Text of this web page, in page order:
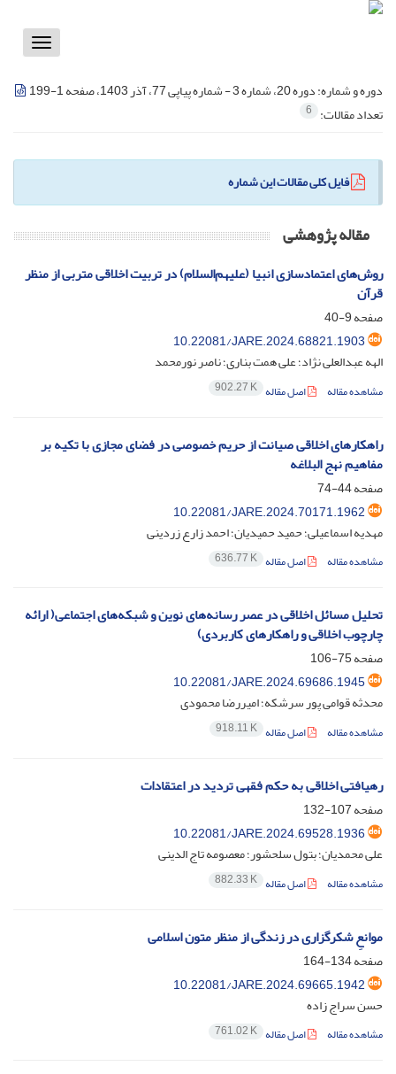
Toggle
دوره و شماره:دوره 20، شماره 3 - شماره پیاپی 77، آذر 1403، صفحه 1-199
تعداد مقالات: 6
فایل کلی مقالات این شماره
مقاله پژوهشی
روش‌های اعتمادسازی انبیا (علیهم‌السلام) در تربیت اخلاقی متربی از منظر
قرآن
صفحه9-40
10.22081/JARE.2024.68821.1903
الهه عبدالعلی نژاد؛ علی همت بناری؛ ناصر نورمحمد
مشاهده مقاله اصل مقاله 902.27 K
راهکارهای اخلاقی صیانت از حریم خصوصی در فضای مجازی با تکیه بر
مفاهیم نهج البلاغه
صفحه44-74
10.22081/JARE.2024.70171.1962
مهدیه اسماعیلی؛ حمید حمیدیان؛ احمد زارع زردینی
مشاهده مقاله اصل مقاله 636.77 K
تحلیل مسائل اخلاقی در عصر رسانه‌های نوین و شبکه‌های اجتماعی( ارائه
چارچوب اخلاقی و راهکارهای کاربردی)
صفحه75-106
10.22081/JARE.2024.69686.1945
محدثه قوامی پور سرشکه؛ امیررضا محمودی
مشاهده مقاله اصل مقاله 918.11 K
رهیافتی اخلاقی به حکم فقهی تردید در اعتقادات
صفحه107-132
10.22081/JARE.2024.69528.1936
علی محمدیان؛ بتول سلحشور؛ معصومه تاج الدینی
مشاهده مقاله اصل مقاله 882.33 K
موانعِ شکرگزاری در زندگی از منظر متون اسلامی
صفحه134-164
10.22081/JARE.2024.69665.1942
حسن سراج زاده
مشاهده مقاله اصل مقاله 761.02 K